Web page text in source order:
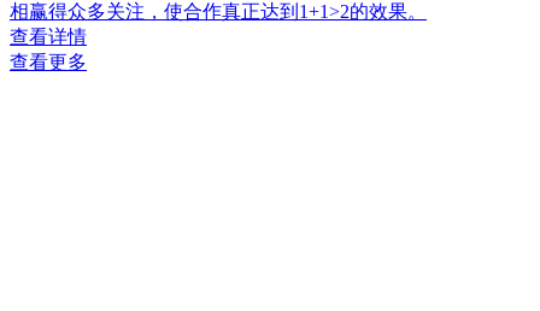
相赢得众多关注，使合作真正达到1+1>2的效果。
查看详情
查看更多